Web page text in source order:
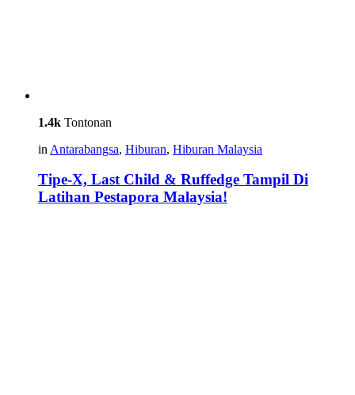
1.4k Tontonan
in Antarabangsa, Hiburan, Hiburan Malaysia
Tipe-X, Last Child & Ruffedge Tampil Di
Latihan Pestapora Malaysia!